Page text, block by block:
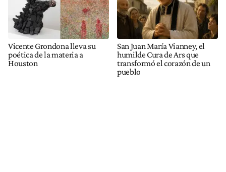
Vicente Grondona lleva su
poética de la materia a
Houston
San Juan María Vianney, el
humilde Cura de Ars que
transformó el corazón de un
pueblo